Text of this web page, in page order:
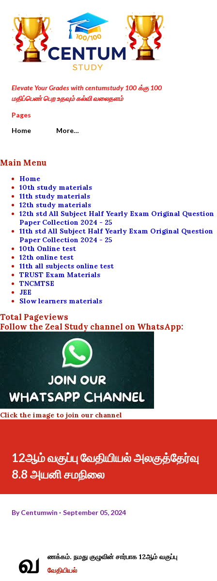
Skip to main content
Elevate Your Grades with centumstudy 100 க்கு 100
மதிப்பெண் பெற உதவும் கல்வி வலைதளம்
Pages
Home
More…
Main Menu
Home
10th study materials
11th study materials
12th study materials
12th std All Subject Half Yearly Exam Original Question
Paper Collection 2024 - 25
11th std All Subject Half Yearly Exam Original Question
Paper Collection 2024 - 25
10th Online test
12th online test
11th all subjects online test
TRUST Exam Materials
TNCMTSE
JEE
Slow learners materials
Total Pageviews
Follow the Zeal Study channel on WhatsApp:
Click the image to join our channel
12ஆம் வகுப்பு வேதியியல் அலகுத்தேர்வு
8.8 அயனி சமநிலை
ByCentumwin September 05, 2024
வ
ணக்கம். நமது குழுவின் சார்பாக 12ஆம் வகுப்பு
வேதியியல்